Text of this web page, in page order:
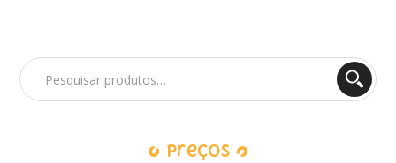
Pesquisar
por:
Preços